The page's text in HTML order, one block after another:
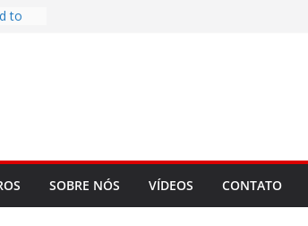
to
SOBRE NÓS VÍDEOS CONTATO